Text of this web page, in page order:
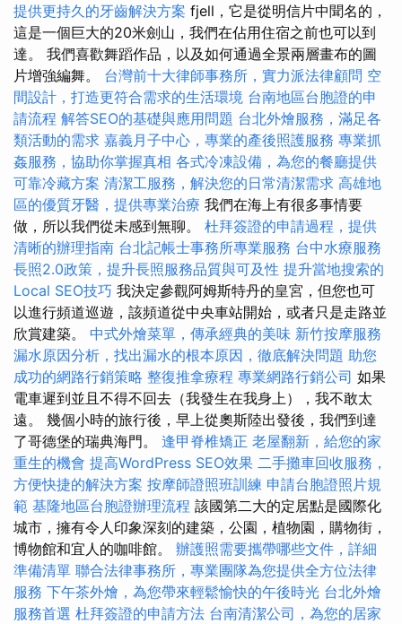
提供更持久的牙齒解決方案 fjell，它是從明信片中聞名的，
這是一個巨大的20米劍山，我們在佔用住宿之前也可以到
達。 我們喜歡舞蹈作品，以及如何通過全景兩層畫布的圖
片增強編舞。 台灣前十大律師事務所，實力派法律顧問 空
間設計，打造更符合需求的生活環境 台南地區台胞證的申
請流程 解答SEO的基礎與應用問題 台北外燴服務，滿足各
類活動的需求 嘉義月子中心，專業的產後照護服務 專業抓
姦服務，協助你掌握真相 各式冷凍設備，為您的餐廳提供
可靠冷藏方案 清潔工服務，解決您的日常清潔需求 高雄地
區的優質牙醫，提供專業治療 我們在海上有很多事情要
做，所以我們從未感到無聊。 杜拜簽證的申請過程，提供
清晰的辦理指南 台北記帳士事務所專業服務 台中水療服務
長照2.0政策，提升長照服務品質與可及性 提升當地搜索的
Local SEO技巧 我決定參觀阿姆斯特丹的皇宮，但您也可
以進行頻道巡遊，該頻道從中央車站開始，或者只是走路並
欣賞建築。 中式外燴菜單，傳承經典的美味 新竹按摩服務
漏水原因分析，找出漏水的根本原因，徹底解決問題 助您
成功的網路行銷策略 整復推拿療程 專業網路行銷公司 如果
電車遲到並且不得不回去（我發生在我身上），我不敢太
遠。 幾個小時的旅行後，早上從奧斯陸出發後，我們到達
了哥德堡的瑞典海門。 逢甲脊椎矯正 老屋翻新，給您的家
重生的機會 提高WordPress SEO效果 二手攤車回收服務，
方便快捷的解決方案 按摩師證照班訓練 申請台胞證照片規
範 基隆地區台胞證辦理流程 該國第二大的定居點是國際化
城市，擁有令人印象深刻的建築，公園，植物園，購物街，
博物館和宜人的咖啡館。 辦護照需要攜帶哪些文件，詳細
準備清單 聯合法律事務所，專業團隊為您提供全方位法律
服務 下午茶外燴，為您帶來輕鬆愉快的午後時光 台北外燴
服務首選 杜拜簽證的申請方法 台南清潔公司，為您的居家